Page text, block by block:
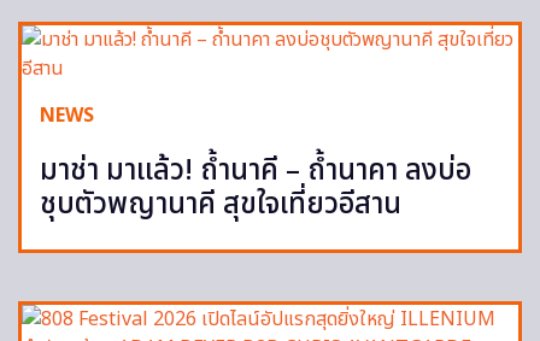
NEWS
มาช่า มาแล้ว! ถ้ำนาคี – ถ้ำนาคา ลงบ่อ
ชุบตัวพญานาคี สุขใจเที่ยวอีสาน